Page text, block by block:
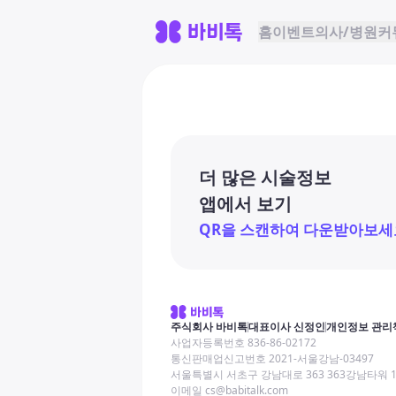
홈이벤트의사/병원커
더 많은 시술정보
앱에서 보기
QR을 스캔하여 다운받아보세
주식회사 바비톡대표이사 신정인개인정보 관리
사업자등록번호 836-86-02172
통신판매업신고번호 2021-서울강남-03497
서울특별시 서초구 강남대로 363 363강남타워
이메일 cs@babitalk.com